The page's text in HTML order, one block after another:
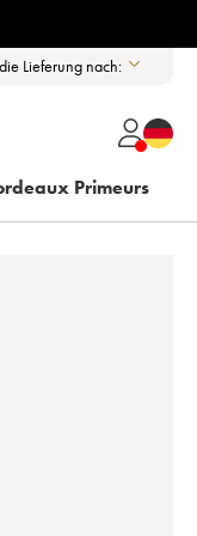
Lieferung nach:
Primeurs